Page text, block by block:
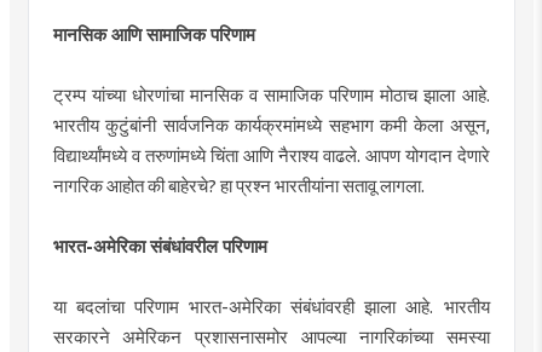
मानसिक आणि सामाजिक परिणाम
ट्रम्प यांच्या धोरणांचा मानसिक व सामाजिक परिणाम मोठाच झाला आहे.
भारतीय कुटुंबांनी सार्वजनिक कार्यक्रमांमध्ये सहभाग कमी केला असून,
विद्यार्थ्यांमध्ये व तरुणांमध्ये चिंता आणि नैराश्य वाढले. आपण योगदान देणारे
नागरिक आहोत की बाहेरचे? हा प्रश्न भारतीयांना सतावू लागला.
भारत-अमेरिका संबंधांवरील परिणाम
या बदलांचा परिणाम भारत-अमेरिका संबंधांवरही झाला आहे. भारतीय
सरकारने अमेरिकन प्रशासनासमोर आपल्या नागरिकांच्या समस्या